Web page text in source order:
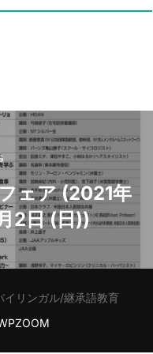
ェア (2021年
2日 (日))
リンガル/継承語教育